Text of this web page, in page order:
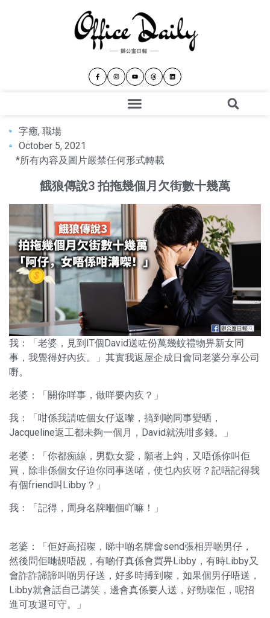
字癒, 職場
October 5, 2021
*所有內容及圖片嚴禁任何形式轉載
餓狼傳說3 拍拖幾個月欠街數十幾萬
我：「老婆，見到IT個David送咗份萬幾蚊禮物畀新女同
事，我覺得好內疚。」其實我返屋企成日會同老婆分享公司
嘢。
老婆：「關你咩事，做咩要內疚？」
我：「咁係我請咗個女仔返嚟，搞到啲同事變晒，
Jacqueline返工都未夠一個月，David就洗咁多錢。」
老婆：「你都痴線，男歡女愛，願者上鈎，又唔係你叫佢
買，除非係個女仔迫你同事送啫，使乜內疚呀？記唔記得我
有個friend叫Libby？」
我：「記得，周身名牌嗰個吖嘛！」
老婆：「佢好高招㗎，睇中啲名牌會send張相畀啲男仔，
然後問佢哋靚唔靚，有啲仔真係會買畀Libby，有時Libby又
會詐詐諦諦叫啲男仔送，好多時搏到㗎，如果個男仔唔送，
Libby就會話自己講笑，邊會真係要人送，好勁㗎佢，呢招
進可攻退可守。」